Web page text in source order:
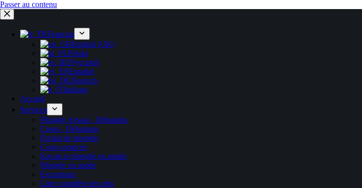
Passer au contenu
Français
English (UK)
Polski
Русский
Español
Deutsch
Italiano
Accueil
Services
Plongée d'essai - Débutants
Cours - Débutants
Forfait de plongée
Cours avancés
Kayak et plongée en apnée
Plongée en apnée
Excursions
Liste complète des prix